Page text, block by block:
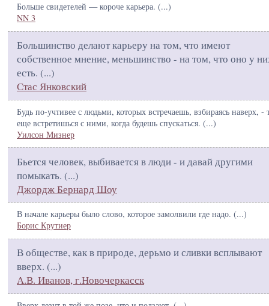
Больше свидетелей — короче карьера. (...)
NN 3
Большинство делают карьеру на том, что имеют
собственное мнение, меньшинство - на том, что оно у
есть. (...)
Стас Янковский
Будь по-учтивее с людьми, которых встречаешь, взбираясь наверх, -
еще встретишься с ними, когда будешь спускаться. (...)
Уилсон Мизнер
Бьется человек, выбивается в люди - и давай другими
помыкать. (...)
Джордж Бернард Шоу
В начале карьеры было слово, которое замолвили где надо. (...)
Борис Крутиер
В обществе, как в природе, дерьмо и сливки всплывают
вверх. (...)
А.В. Иванов, г.Новочеркасск